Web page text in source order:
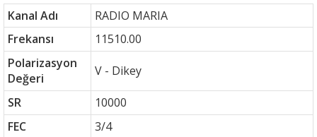
Kanal Adı
RADIO MARIA
Frekansı
11510.00
Polarizasyon
Değeri
V - Dikey
SR
10000
FEC
3/4